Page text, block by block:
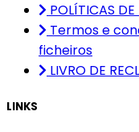
POLÍTICAS
Termos e
ficheiros
LIVRO DE
LINKS